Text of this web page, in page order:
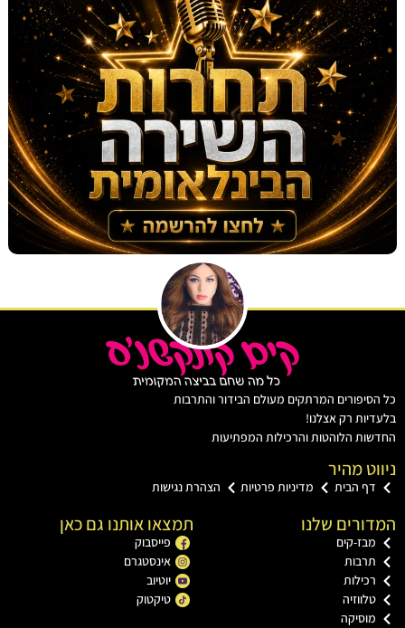
המרתקים מעולם הבידור והתרבות
רק אצלנו!
הלוהטות והרכילות המפתיעות
מהיר
הבית מדיניות פרטיות הצהרת נגישות
שלנו
קים
תמצאו אותנו גם כאן
פייסבוק
אינסטגרם
יוטיוב
טיקטוק